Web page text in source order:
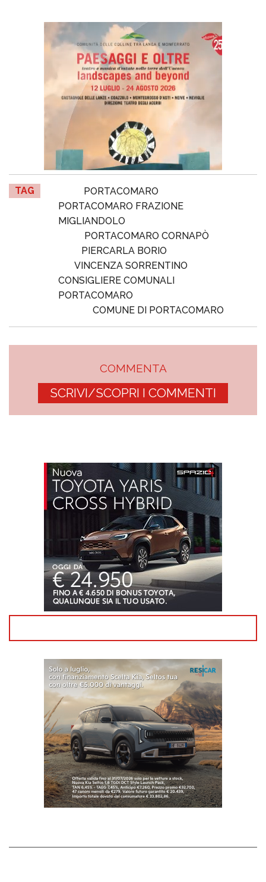
TAG
PORTACOMARO
PORTACOMARO FRAZIONE
MIGLIANDOLO
PORTACOMARO CORNAPÒ
PIERCARLA BORIO
VINCENZA SORRENTINO
CONSIGLIERE COMUNALI
PORTACOMARO
COMUNE DI PORTACOMARO
COMMENTA
SCRIVI/SCOPRI I COMMENTI